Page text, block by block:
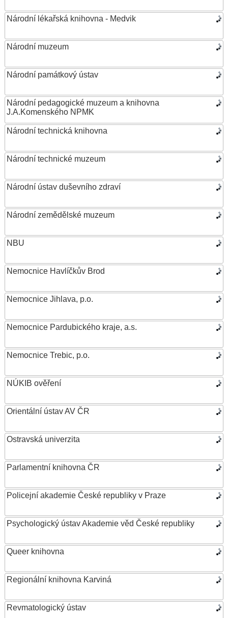
Národní lékařská knihovna - Medvik
Národní muzeum
Národní památkový ústav
Národní pedagogické muzeum a knihovna
J.A.Komenského NPMK
Národní technická knihovna
Národní technické muzeum
Národní ústav duševního zdraví
Národní zemědělské muzeum
NBU
Nemocnice Havlíčkův Brod
Nemocnice Jihlava, p.o.
Nemocnice Pardubického kraje, a.s.
Nemocnice Trebic, p.o.
NÚKIB ověření
Orientální ústav AV ČR
Ostravská univerzita
Parlamentní knihovna ČR
Policejní akademie České republiky v Praze
Psychologický ústav Akademie věd České republiky
Queer knihovna
Regionální knihovna Karviná
Revmatologický ústav